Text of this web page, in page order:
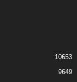
10653
9649